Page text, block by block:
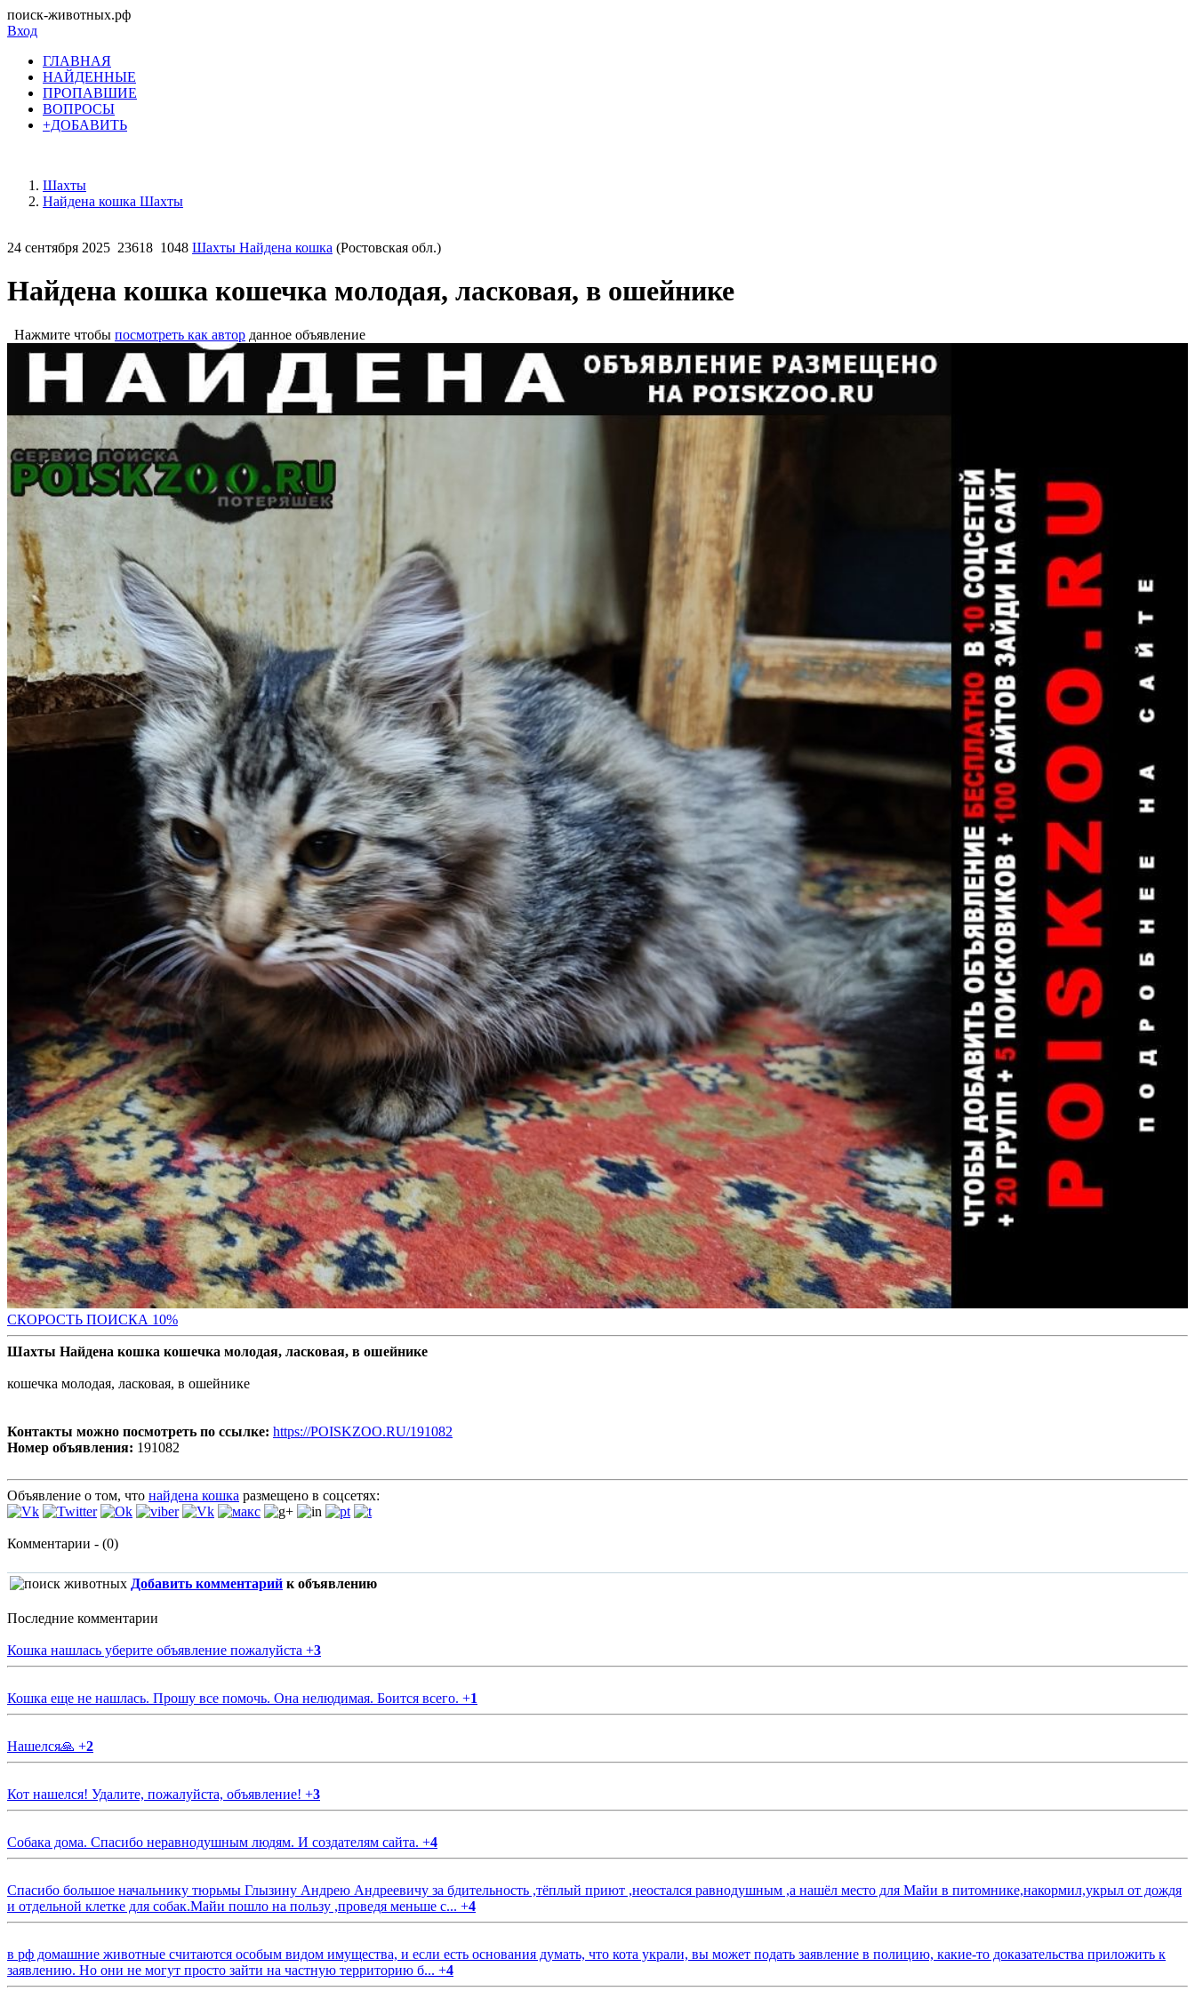
поиск-животных.рф
Вход
ГЛАВНАЯ
НАЙДЕННЫЕ
ПРОПАВШИЕ
ВОПРОСЫ
+ДОБАВИТЬ
Шахты
Найдена кошка Шахты
24 сентября 2025 23618 1048 Шахты Найдена кошка (Ростовская обл.)
Найдена кошка кошечка молодая, ласковая, в ошейнике
Нажмите чтобы посмотреть как автор данное объявление
СКОРОСТЬ ПОИСКА 10%
Шахты Найдена кошка кошечка молодая, ласковая, в ошейнике
кошечка молодая, ласковая, в ошейнике
Контакты можно посмотреть по ссылке: https://POISKZOO.RU/191082
Номер объявления: 191082
Объявление о том, что найдена кошка размещено в соцсетях:
Комментарии - (0)
Добавить комментарий к объявлению
Последние комментарии
Кошка нашлась уберите объявление пожалуйста +3
Кошка еще не нашлась. Прошу все помочь. Она нелюдимая. Боится всего. +1
Нашелся🙏 +2
Кот нашелся! Удалите, пожалуйста, объявление! +3
Собака дома. Спасибо неравнодушным людям. И создателям сайта. +4
Спасибо большое начальнику тюрьмы Глызину Андрею Андреевичу за бдительность ,тёплый приют ,неостался равнодушным ,а нашёл место для Майи в питомнике,накормил,укрыл от дождя
и отдельной клетке для собак.Майи пошло на пользу ,проведя меньше с... +4
в рф домашние животные считаются особым видом имущества, и если есть основания думать, что кота украли, вы может подать заявление в полицию, какие-то доказательства приложить к
заявлению. Но они не могут просто зайти на частную территорию б... +4